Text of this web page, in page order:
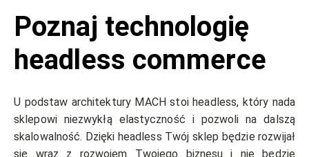
Poznaj technologię
headless commerce
U podstaw architektury MACH stoi headless, który nada
sklepowi niezwykłą elastyczność i pozwoli na dalszą
skalowalność. Dzięki headless Twój sklep będzie rozwijał
się wraz z rozwojem Twojego biznesu i nie będzie